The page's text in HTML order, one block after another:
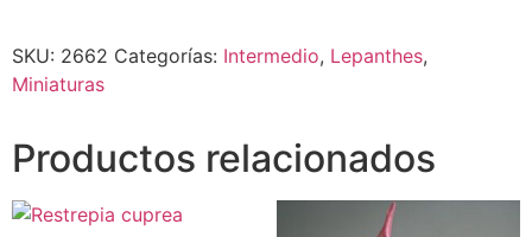
SKU: 2662 Categorías: Intermedio, Lepanthes,
Miniaturas
Productos relacionados